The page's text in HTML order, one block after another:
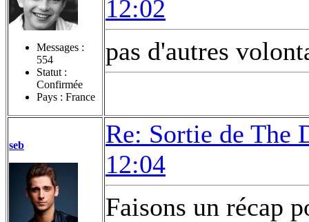
Messages :
554
Statut :
Confirmée
Pays : France
12:02
pas d'autres
seb
Re: Sortie de The
12:04
Faisons un récap